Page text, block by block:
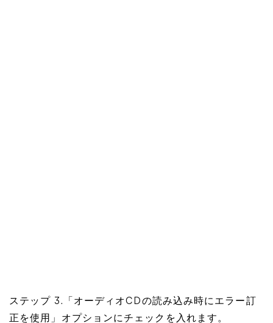
ステップ 3.「オーディオCDの読み込み時にエラー訂
正を使用」オプションにチェックを入れます。